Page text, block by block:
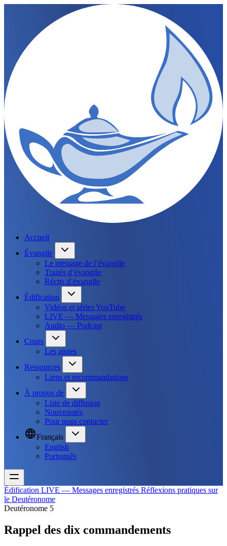
Accueil
Évangile
Le message de l’évangile
Traités d’évangile
Récits d’évangile
Édification
Vidéos et séries YouTube
LIVE — Messages enregistrés
Audio — Podcast
Cours
Les anges
Ressources
Liens et recommandations
À propos de
Liste de diffusion
Nouveautés
Pour nous contacter
Français
English
Português
Édification LIVE — Messages enregistrés Réflexions pratiques sur
le Deutéronome
Deutéronome 5
Rappel des dix commandements